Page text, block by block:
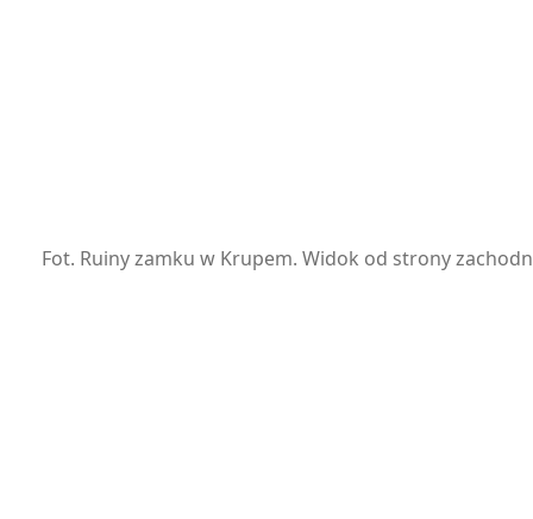
Fot. Ruiny zamku w Krupem. Widok od strony